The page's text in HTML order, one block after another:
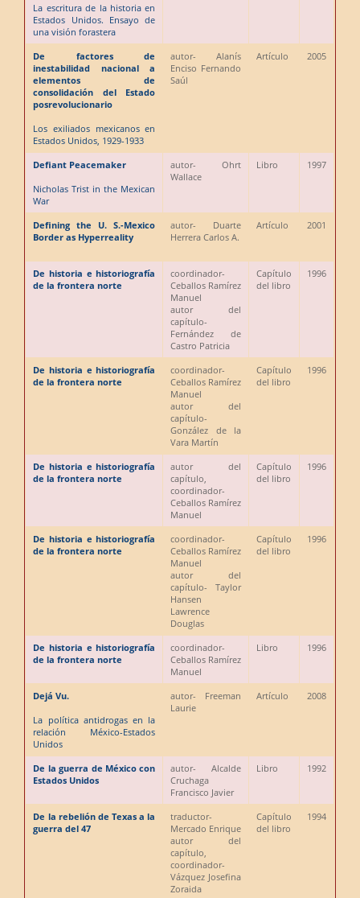
La escritura de la historia en
Estados Unidos. Ensayo de
una visión forastera
De factores de
inestabilidad nacional a
elementos de
consolidación del Estado
posrevolucionario
Los exiliados mexicanos en
Estados Unidos, 1929-1933
autor- Alanís
Enciso Fernando
Saúl
Artículo 2005
Defiant Peacemaker
Nicholas Trist in the Mexican
War
autor- Ohrt
Wallace
Libro 1997
Defining the U. S.-Mexico
Border as Hyperreality
autor- Duarte
Herrera Carlos A.
Artículo 2001
De historia e historiografía
de la frontera norte
coordinador-
Ceballos Ramírez
Manuel
autor del
capítulo-
Fernández de
Castro Patricia
Capítulo
del libro
1996
De historia e historiografía
de la frontera norte
coordinador-
Ceballos Ramírez
Manuel
autor del
capítulo-
González de la
Vara Martín
Capítulo
del libro
1996
De historia e historiografía
de la frontera norte
autor del
capítulo,
coordinador-
Ceballos Ramírez
Manuel
Capítulo
del libro
1996
De historia e historiografía
de la frontera norte
coordinador-
Ceballos Ramírez
Manuel
autor del
capítulo- Taylor
Hansen
Lawrence
Douglas
Capítulo
del libro
1996
De historia e historiografía
de la frontera norte
coordinador-
Ceballos Ramírez
Manuel
Libro 1996
Dejá Vu.
La política antidrogas en la
relación México-Estados
Unidos
autor- Freeman
Laurie
Artículo 2008
De la guerra de México con
Estados Unidos
autor- Alcalde
Cruchaga
Francisco Javier
Libro 1992
De la rebelión de Texas a la
guerra del 47
traductor-
Mercado Enrique
autor del
capítulo,
coordinador-
Vázquez Josefina
Zoraida
Capítulo
del libro
1994